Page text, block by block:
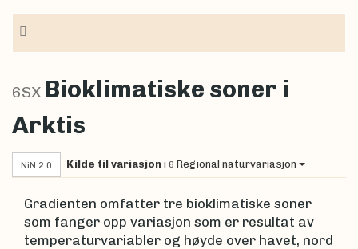
6SX Bioklimatiske soner i
Arktis
NiN 2.0 Kilde til variasjon i 6 Regional naturvariasjon
Gradienten omfatter tre bioklimatiske soner
som fanger opp variasjon som er resultat av
temperaturvariabler og høyde over havet, nord